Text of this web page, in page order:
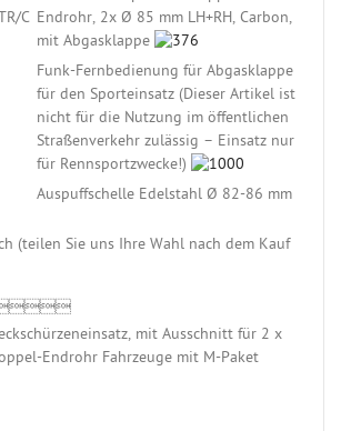
C Endrohr, 2x Ø 85 mm LH+RH, Carbon,
mit Abgasklappe
Funk-Fernbedienung für Abgasklappe
für den Sporteinsatz (Dieser Artikel ist
nicht für die Nutzung im öffentlichen
Straßenverkehr zulässig – Einsatz nur
für Rennsportzwecke!)
Auspuffschelle Edelstahl Ø 82-86 mm
(teilen Sie uns Ihre Wahl nach dem Kauf
mit Ausschnitt für 2 x
Endrohr Fahrzeuge mit M-Paket